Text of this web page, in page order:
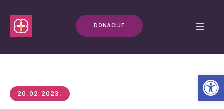
DONACIJE
20.02.2023.